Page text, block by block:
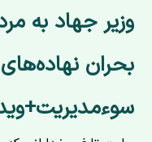
وزیر جهاد به
بحران